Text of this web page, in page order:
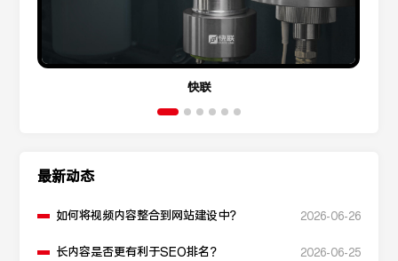
快联
最新动态
如何将视频内容整合到网站建设中？ 2026-06-26
长内容是否更有利于SEO排名？ 2026-06-25